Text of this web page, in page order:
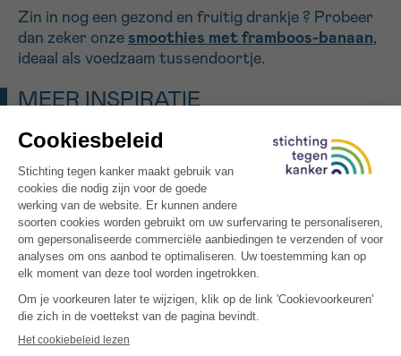
Zin in nog een gezond en fruitig drankje ? Probeer
dan zeker onze smoothies met framboos-banaan,
ideaal als voedzaam tussendoortje.
MEER INSPIRATIE